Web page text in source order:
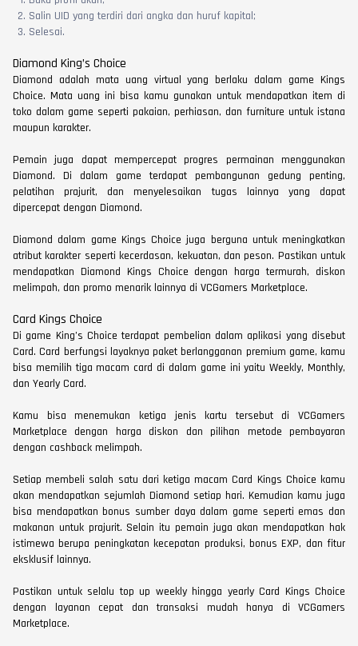
Salin UID yang terdiri dari angka dan huruf kapital;
Selesai.
Diamond King’s Choice
Diamond adalah mata uang virtual yang berlaku dalam game Kings
Choice. Mata uang ini bisa kamu gunakan untuk mendapatkan item di
toko dalam game seperti pakaian, perhiasan, dan furniture untuk istana
maupun karakter.
Pemain juga dapat mempercepat progres permainan menggunakan
Diamond. Di dalam game terdapat pembangunan gedung penting,
pelatihan prajurit, dan menyelesaikan tugas lainnya yang dapat
dipercepat dengan Diamond.
Diamond dalam game Kings Choice juga berguna untuk meningkatkan
atribut karakter seperti kecerdasan, kekuatan, dan peson. Pastikan untuk
mendapatkan Diamond Kings Choice dengan harga termurah, diskon
melimpah, dan promo menarik lainnya di VCGamers Marketplace.
Card Kings Choice
Di game King’s Choice terdapat pembelian dalam aplikasi yang disebut
Card. Card berfungsi layaknya paket berlangganan premium game, kamu
bisa memilih tiga macam card di dalam game ini yaitu Weekly, Monthly,
dan Yearly Card.
Kamu bisa menemukan ketiga jenis kartu tersebut di VCGamers
Marketplace dengan harga diskon dan pilihan metode pembayaran
dengan cashback melimpah.
Setiap membeli salah satu dari ketiga macam Card Kings Choice kamu
akan mendapatkan sejumlah Diamond setiap hari. Kemudian kamu juga
bisa mendapatkan bonus sumber daya dalam game seperti emas dan
makanan untuk prajurit. Selain itu pemain juga akan mendapatkan hak
istimewa berupa peningkatan kecepatan produksi, bonus EXP, dan fitur
eksklusif lainnya.
Pastikan untuk selalu top up weekly hingga yearly Card Kings Choice
dengan layanan cepat dan transaksi mudah hanya di VCGamers
Marketplace.